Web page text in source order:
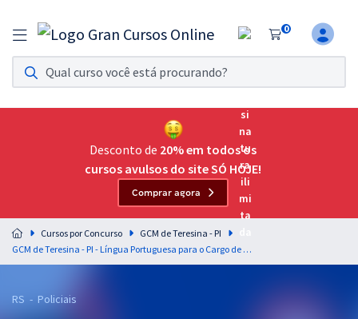
0
Assinatura Ilimitada 11
Acesso a todos os cursos. Teste grátis por 7 dias!
Assinatura OAB Até Passar
Acesso ilimitado a toda preparação para o Exame da
Residências Multiprofissionais
Preparação completa e intensiva para as principais
residências em saúde do Brasil
Desconto de 20% em todos os
cursos avulsos do site SÓ HOJE!
Comprar agora
Cursos por Concurso
GCM de Teresina - PI
GCM de Teresina - PI - Língua Portuguesa para o Cargo de Guarda Civil Municipal com a Equipe Gran (Pós-Edital)
RS - Policiais